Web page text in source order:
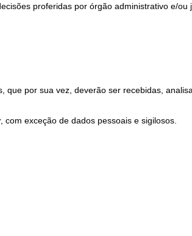
proferidas por órgão administrativo e/ou
que por sua vez, deverão ser recebidas,
, com exceção de dados pessoais e sigilosos.